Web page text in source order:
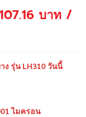
บาท /
ง รุ่น LH310 วันนี้
ไมครอน